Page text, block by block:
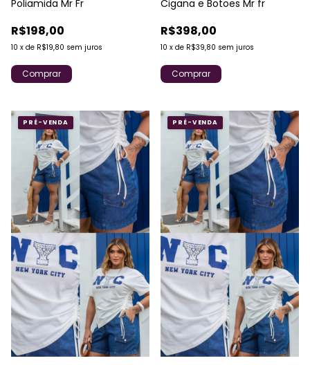
Poliamida Mr Fr
R$198,00
10 x de R$19,80 sem juros
Comprar
Cigana e Botoes Mr fr
R$398,00
10 x de R$39,80 sem juros
Comprar
PRÉ-VENDA PRÉ-VENDA